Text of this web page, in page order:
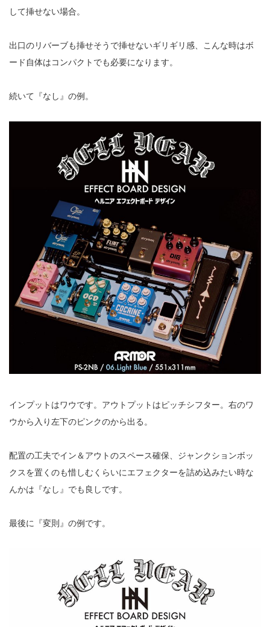
して挿せない場合。
出口のリバーブも挿せそうで挿せないギリギリ感、こんな時はボ
ード自体はコンパクトでも必要になります。
続いて『なし』の例。
インプットはワウです。アウトプットはピッチシフター。右のワ
ウから入り左下のピンクのから出る。
配置の工夫でイン＆アウトのスペース確保、ジャンクションボッ
クスを置くのも惜しむくらいにエフェクターを詰め込みたい時な
んかは『なし』でも良しです。
最後に『変則』の例です。